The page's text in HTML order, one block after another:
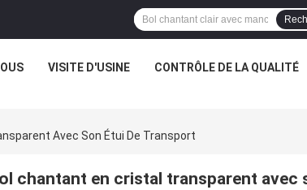
VISITE D'USINE CONTRÔLE DE LA QUALITÉ
Avec Son Étui De Transport
chantant en cristal transparent